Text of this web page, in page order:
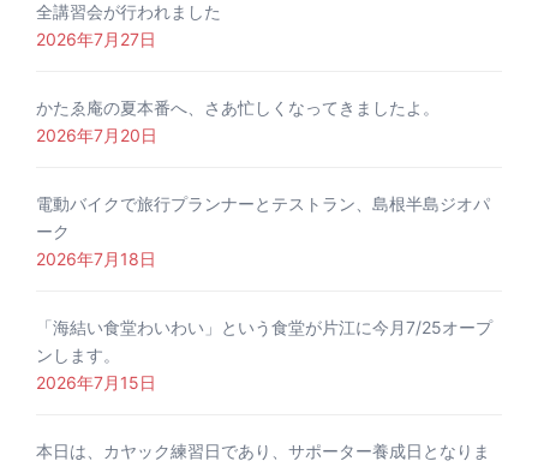
全講習会が行われました
2026年7月27日
かたゑ庵の夏本番へ、さあ忙しくなってきましたよ。
2026年7月20日
電動バイクで旅行プランナーとテストラン、島根半島ジオパ
ーク
2026年7月18日
「海結い食堂わいわい」という食堂が片江に今月7/25オープ
ンします。
2026年7月15日
本日は、カヤック練習日であり、サポーター養成日となりま